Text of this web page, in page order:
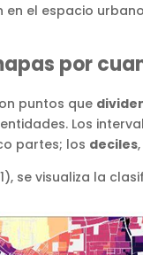
en el espacio
por
puntos que
Los
partes; los deciles
se visualiza la